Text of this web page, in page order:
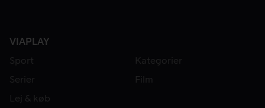
VIAPLAY
Sport
Kategorier
Serier
Film
Lej & køb